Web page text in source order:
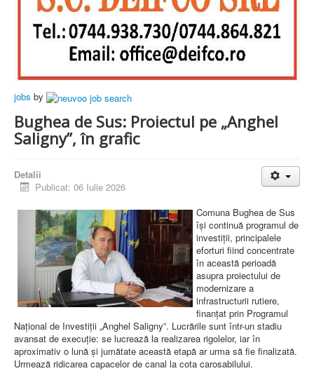
jobs by
Bughea de Sus: Proiectul pe „Anghel
Saligny”, în grafic
Detalii
Publicat: 06 Iulie 2026
Comuna Bughea de Sus
își continuă programul de
investiții, principalele
eforturi fiind concentrate
în această perioadă
asupra proiectului de
modernizare a
infrastructurii rutiere,
finanțat prin Programul
Național de Investiții „Anghel Saligny”. Lucrările sunt într-un stadiu
avansat de execuție: se lucrează la realizarea rigolelor, iar în
aproximativ o lună și jumătate această etapă ar urma să fie finalizată.
Urmează ridicarea capacelor de canal la cota carosabilului.